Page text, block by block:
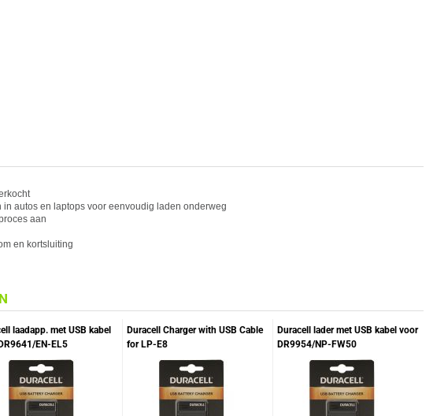
autos en laptops voor eenvoudig laden onderweg
aan
en kortsluiting
laadapp. met USB kabel
EN-EL5
Duracell Charger with USB Cable
for LP-E8
Duracell lader met USB kabel voor
DR9954/NP-FW50